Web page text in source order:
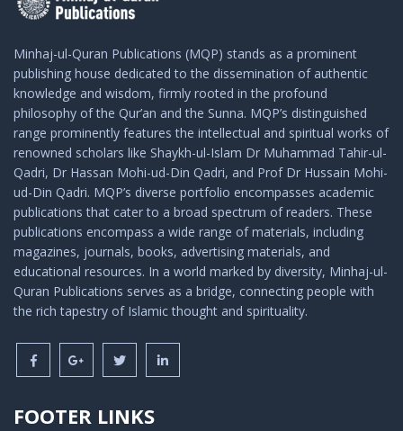
Minhaj-ul-Quran Publications (MQP) stands as a prominent
publishing house dedicated to the dissemination of authentic
knowledge and wisdom, firmly rooted in the profound
philosophy of the Qur’an and the Sunna. MQP’s distinguished
range prominently features the intellectual and spiritual works of
renowned scholars like Shaykh-ul-Islam Dr Muhammad Tahir-ul-
Qadri, Dr Hassan Mohi-ud-Din Qadri, and Prof Dr Hussain Mohi-
ud-Din Qadri. MQP’s diverse portfolio encompasses academic
publications that cater to a broad spectrum of readers. These
publications encompass a wide range of materials, including
magazines, journals, books, advertising materials, and
educational resources. In a world marked by diversity, Minhaj-ul-
Quran Publications serves as a bridge, connecting people with
the rich tapestry of Islamic thought and spirituality.
FOOTER LINKS